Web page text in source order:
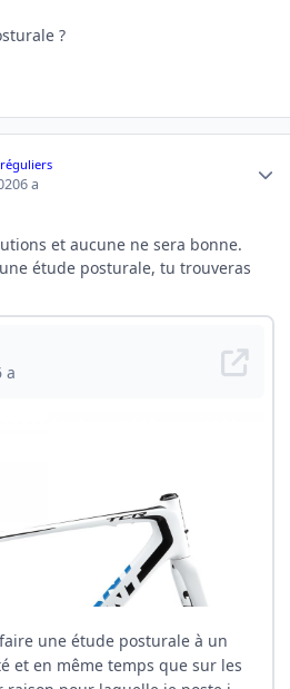
?
6 a
et aucune ne sera bonne.
étude posturale, tu trouveras